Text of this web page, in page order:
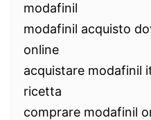
modafinil
modafinil acquisto
online
acquistare modafinil
ricetta
comprare modafinil